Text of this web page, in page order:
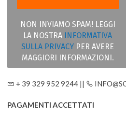
NON INVIAMO SPAM! LEGGI
LA NOSTRA
INFORMATIVA
SULLA PRIVACY PER AVERE
MAGGIORI INFORMAZIONI.
+ 39 329 952 9244 ||
PAGAMENTI ACCETTATI